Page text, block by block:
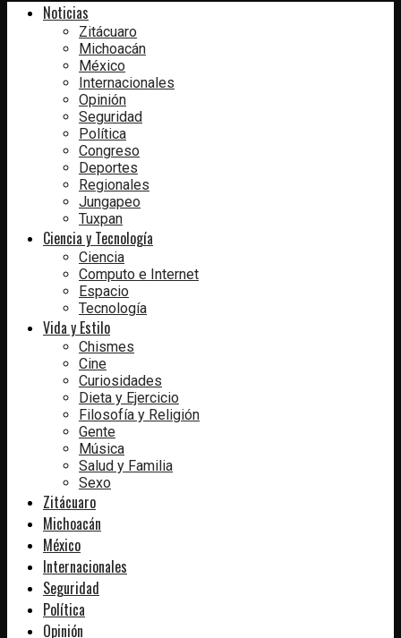
Noticias
Zitácuaro
Michoacán
México
Internacionales
Opinión
Seguridad
Política
Congreso
Deportes
Regionales
Jungapeo
Tuxpan
Ciencia y Tecnología
Ciencia
Computo e Internet
Espacio
Tecnología
Vida y Estilo
Chismes
Cine
Curiosidades
Dieta y Ejercicio
Filosofía y Religión
Gente
Música
Salud y Familia
Sexo
Zitácuaro
Michoacán
México
Internacionales
Seguridad
Política
Opinión